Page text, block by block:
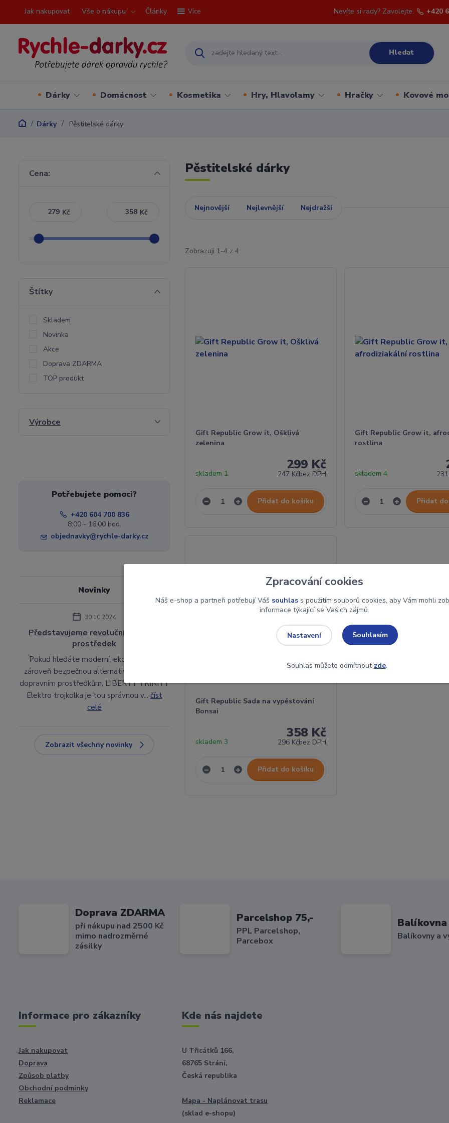
Jak nakupovat Vše o nákupu Články Více
Hledat
Nevíte si rady? Zavolejte. +420
Dárky Domácnost Kosmetika Hry, Hlavolamy Hračky Kovové
Dárky Pěstitelské dárky
Pěstitelské dárky
Nejnovější Nejlevnější Nejdražší
Zobrazuji 1-4 z 4
Gift Republic Grow it, Ošklivá
zelenina
299 Kč
247 Kčbez DPH
skladem 1
Přidat do košíku
Gift Republic Grow it,
rostlina
skladem 4
Přidat
Gift Republic Sada na vypěstování
Bonsai
358 Kč
296 Kčbez DPH
skladem 3
Přidat do košíku
Cena:
Kč Kč
Štítky
Skladem
Novinka
Akce
Doprava ZDARMA
TOP produkt
Výrobce
Potřebujete pomoci?
+420 604 700 836
8:00 - 16:00 hod.
objednavky@rychle-darky.cz
Novinky
30.10.2024
Představujeme revoluční dopravní
prostředek
Pokud hledáte moderní, ekologickou a
zároveň bezpečnou alternativu k běžným
dopravním prostředkům, LIBERTY TRINITY
Elektro trojkolka je tou správnou v... číst
celé
Zobrazit všechny novinky
Doprava ZDARMA
při nákupu nad 2500 Kč
mimo nadrozměrné
zásilky
Parcelshop 75,-
PPL Parcelshop,
Parcebox
Balíkovna
Balíkovny a
Informace pro zákazníky
Jak nakupovat
Doprava
Způsob platby
Obchodní podmínky
Reklamace
Kde nás najdete
U Třicátků 166,
68765 Strání,
Česká republika
Mapa - Naplánovat trasu
(sklad e-shopu)
Zpracování cookies
Náš e-shop a partneři potřebují Váš souhlass použitím souborů cookies, aby Vám mohli
informace týkající se Vašich zájmů.
Nastavení Souhlasím
Souhlas můžete odmítnout zde.